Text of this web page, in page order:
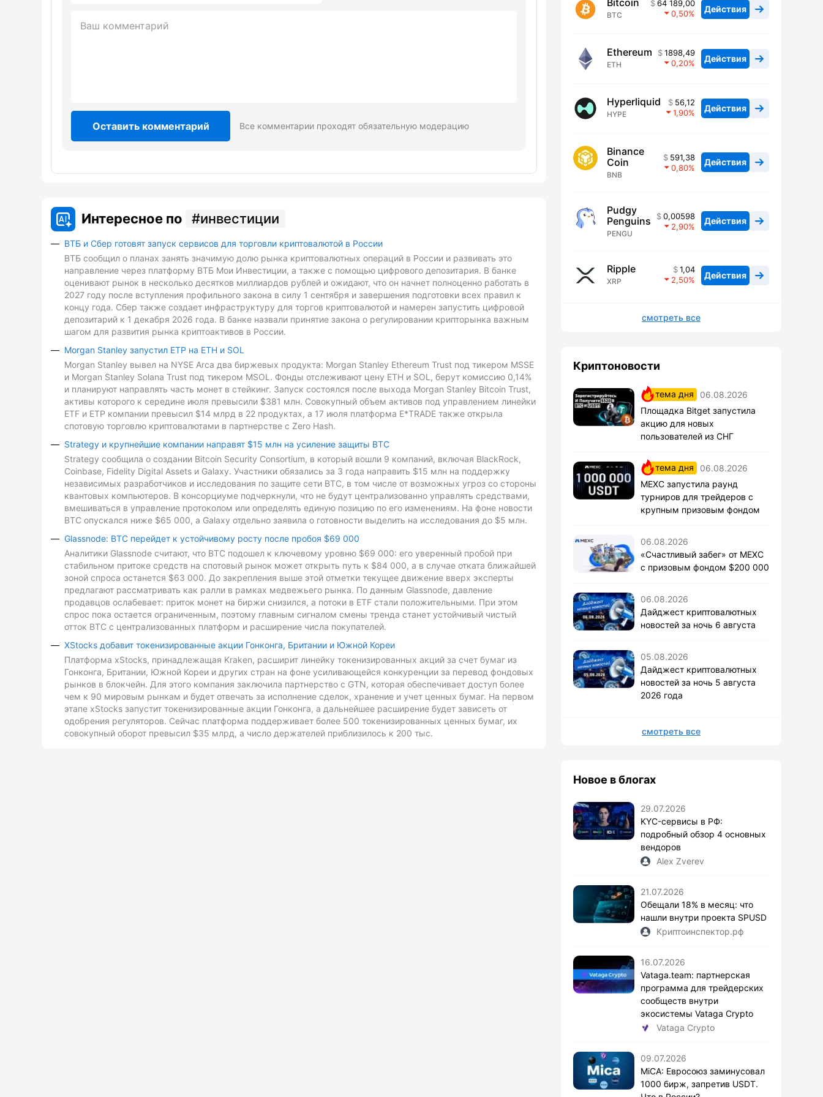
Оставить комментарий Все комментарии проходят обязательную модерацию
Интересное по инвестиции
ВТБ и Сбер готовят запуск сервисов для торговли криптовалютой в России
ВТБ сообщил о планах занять значимую долю рынка криптовалютных операций в России и развивать это
направление через платформу ВТБ Мои Инвестиции, а также с помощью цифрового депозитария. В банке
оценивают рынок в несколько десятков миллиардов рублей и ожидают, что он начнет полноценно работать в
2027 году после вступления профильного закона в силу 1 сентября и завершения подготовки всех правил к
концу года. Сбер также создает инфраструктуру для торгов криптовалютой и намерен запустить цифровой
депозитарий к 1 декабря 2026 года. В банке назвали принятие закона о регулировании крипторынка важным
шагом для развития рынка криптоактивов в России.
Morgan Stanley запустил ETP на ETH и SOL
Morgan Stanley вывел на NYSE Arca два биржевых продукта: Morgan Stanley Ethereum Trust под тикером MSSE
и Morgan Stanley Solana Trust под тикером MSOL. Фонды отслеживают цену ETH и SOL, берут комиссию 0,14%
и планируют направлять часть монет в стейкинг. Запуск состоялся после выхода Morgan Stanley Bitcoin Trust,
активы которого к середине июля превысили $381 млн. Совокупный объем активов под управлением линейки
ETF и ETP компании превысил $14 млрд в 22 продуктах, а 17 июля платформа E*TRADE также открыла
спотовую торговлю криптовалютами в партнерстве с Zero Hash.
Strategy и крупнейшие компании направят $15 млн на усиление защиты BTC
Strategy сообщила о создании Bitcoin Security Consortium, в который вошли 9 компаний, включая BlackRock,
Coinbase, Fidelity Digital Assets и Galaxy. Участники обязались за 3 года направить $15 млн на поддержку
независимых разработчиков и исследования по защите сети BTC, в том числе от возможных угроз со стороны
квантовых компьютеров. В консорциуме подчеркнули, что не будут централизованно управлять средствами,
вмешиваться в управление протоколом или определять единую позицию по его изменениям. На фоне новости
BTC опускался ниже $65 000, а Galaxy отдельно заявила о готовности выделить на исследования до $5 млн.
Glassnode: BTC перейдет к устойчивому росту после пробоя $69 000
Аналитики Glassnode считают, что BTC подошел к ключевому уровню $69 000: его уверенный пробой при
стабильном притоке средств на спотовый рынок может открыть путь к $84 000, а в случае отката ближайшей
зоной спроса останется $63 000. До закрепления выше этой отметки текущее движение вверх эксперты
предлагают рассматривать как ралли в рамках медвежьего рынка. По данным Glassnode, давление
продавцов ослабевает: приток монет на биржи снизился, а потоки в ETF стали положительными. При этом
спрос пока остается ограниченным, поэтому главным сигналом смены тренда станет устойчивый чистый
отток BTC с централизованных платформ и расширение числа покупателей.
XStocks добавит токенизированные акции Гонконга, Британии и Южной Кореи
Платформа xStocks, принадлежащая Kraken, расширит линейку токенизированных акций за счет бумаг из
Гонконга, Британии, Южной Кореи и других стран на фоне усиливающейся конкуренции за перевод фондовых
рынков в блокчейн. Для этого компания заключила партнерство с GTN, которая обеспечивает доступ более
чем к 90 мировым рынкам и будет отвечать за исполнение сделок, хранение и учет ценных бумаг. На первом
этапе xStocks запустит токенизированные акции Гонконга, а дальнейшее расширение будет зависеть от
одобрения регуляторов. Сейчас платформа поддерживает более 500 токенизированных ценных бумаг, их
совокупный оборот превысил $35 млрд, а число держателей приблизилось к 200 тыс.
BTC
64 189,00
0,50
Действия
Ethereum
ETH
1898,49
0,20
Действия
Hyperliquid
HYPE
56,12
1,90
Действия
Binance
Coin
BNB
591,38
0,80
Действия
Pudgy
Penguins
PENGU
0,00598
2,90
Действия
Ripple
XRP
1,04
2,50
Действия
смотреть все
Криптоновости
тема дня
06.08.2026
Площадка Bitget запустила
акцию для новых
пользователей из СНГ
тема дня
06.08.2026
MEXC запустила раунд
турниров для трейдеров с
крупным призовым фондом
06.08.2026
«Счастливый забег» от MEXC
с призовым фондом $200 000
06.08.2026
Дайджест криптовалютных
новостей за ночь 6 августа
05.08.2026
Дайджест криптовалютных
новостей за ночь 5 августа
2026 года
смотреть все
Новое в блогах
29.07.2026
KYC-сервисы в РФ:
подробный обзор 4 основных
вендоров
Alex Zverev
21.07.2026
Обещали 18% в месяц: что
нашли внутри проекта SPUSD
Криптоинспектор.рф
16.07.2026
Vataga.team: партнерская
программа для трейдерских
сообществ внутри
экосистемы Vataga Crypto
Vataga Crypto
09.07.2026
MiCA: Евросоюз заминусовал
1000 бирж, запретив USDT.